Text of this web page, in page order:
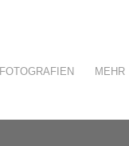
FOTOGRAFIEN MEHR